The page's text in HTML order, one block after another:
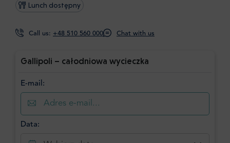
Lunch dostępny
Call us: +48 510 560 000 Chat with us
Gallipoli – całodniowa wycieczka
E-mail:
Data: